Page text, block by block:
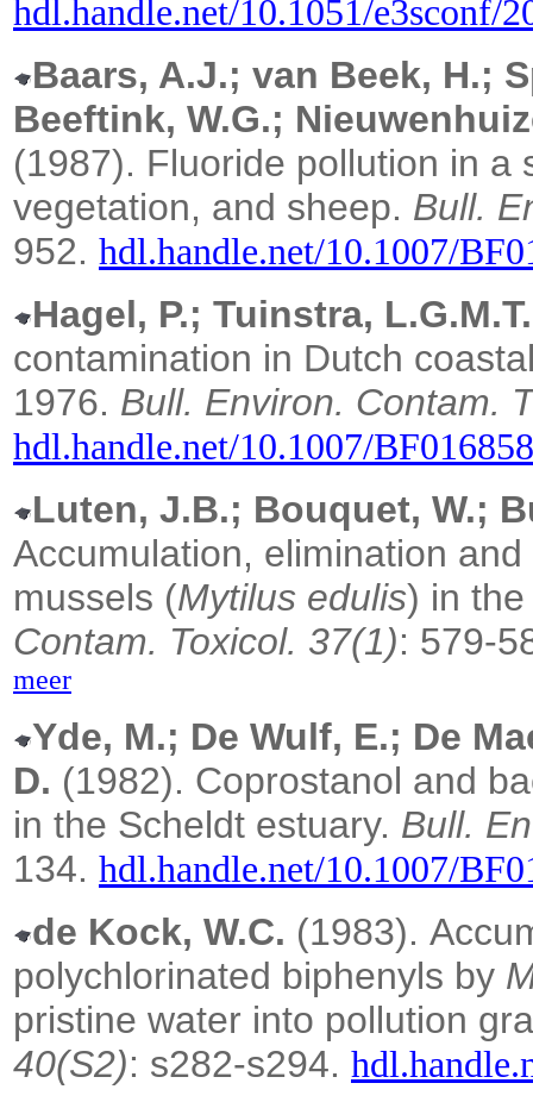
hdl.handle.net/10.1051/e3sconf/
Baars, A.J.; van Beek, H.;
Beeftink, W.G.;
(1987). Fluoride pollution in a
vegetation, and sheep. Bull.
952. hdl.handle.net/10.1007/
Hagel, P.; Tuinstra, L.G.M.T.
contamination in Dutch
1976. Bull. Environ. Contam.
hdl.handle.net/10.1007/
Luten, J.B.; Bouquet, W.;
Accumulation, elimination
mussels (Mytilus edulis) in
Contam. Toxicol. 37(1): 579-
meer
Yde, M.; De Wulf, E.; De
D. (1982). Coprostanol and
in the Scheldt estuary. Bull.
134. hdl.handle.net/10.1007/
de Kock, W.C. (1983).
polychlorinated biphenyls by
pristine water into pollution
40(S2): s282-s294.